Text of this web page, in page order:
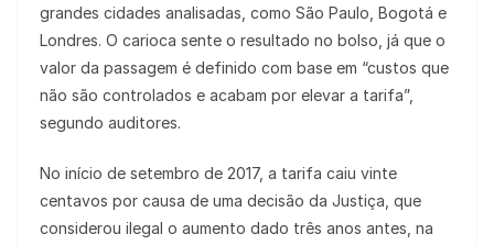
grandes cidades analisadas, como São Paulo, Bogotá e
Londres. O carioca sente o resultado no bolso, já que o
valor da passagem é definido com base em “custos que
não são controlados e acabam por elevar a tarifa”,
segundo auditores.
No início de setembro de 2017, a tarifa caiu vinte
centavos por causa de uma decisão da Justiça, que
considerou ilegal o aumento dado três anos antes, na